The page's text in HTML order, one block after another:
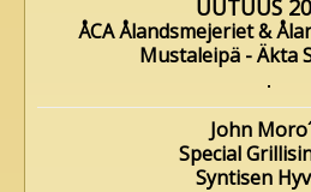
UUTUUS
ÅCA Ålandsmejeriet &
Mustaleipä - Äkta
John
Special
Syntisen